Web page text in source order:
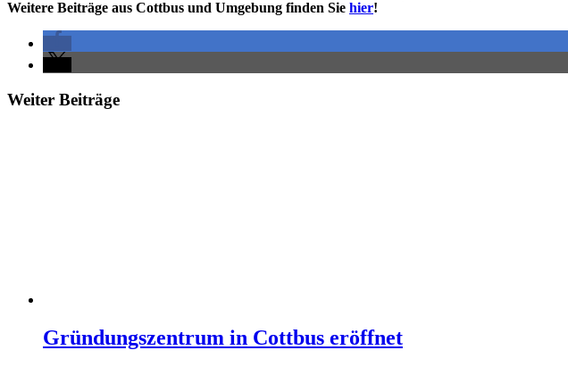
Weitere Beiträge aus Cottbus und Umgebung finden Sie hier!
Weiter Beiträge
Gründungszentrum in Cottbus eröffnet